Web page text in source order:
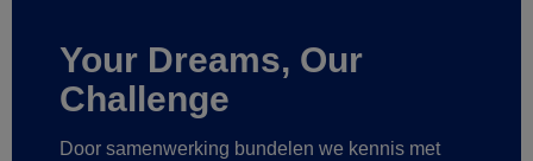
Your Dreams, Our
Challenge
Door samenwerking bundelen we kennis met